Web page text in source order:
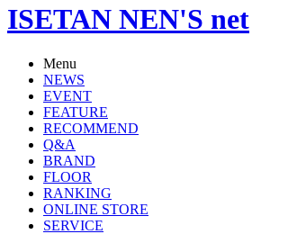
ISETAN NEN'S net
Menu
NEWS
EVENT
FEATURE
RECOMMEND
Q&A
BRAND
FLOOR
RANKING
ONLINE STORE
SERVICE